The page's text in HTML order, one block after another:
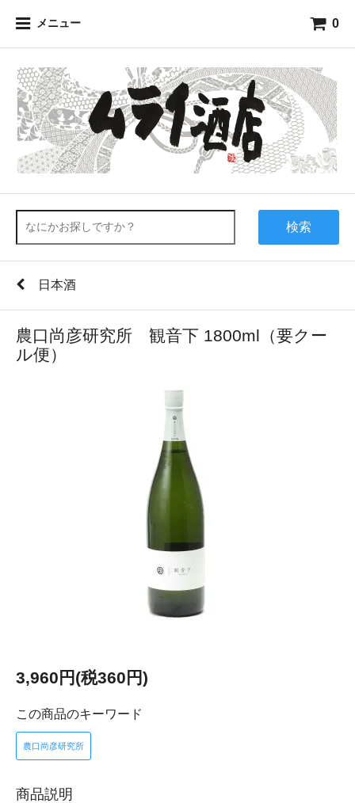
メニュー 0
検索
日本酒
農口尚彦研究所 観音下 1800ml（要クー
ル便）
3,960円(税360円)
この商品のキーワード
農口尚彦研究所
商品説明